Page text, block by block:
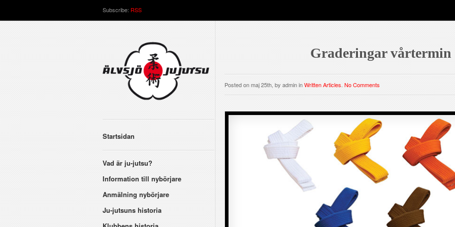
Subscribe: RSS
Startsidan
Vad är ju-jutsu?
Information till nybörjare
Anmälning nybörjare
Ju-jutsuns historia
Graderingar vårtermin
Posted on maj 25th, by admin inWritten Articles No Comments